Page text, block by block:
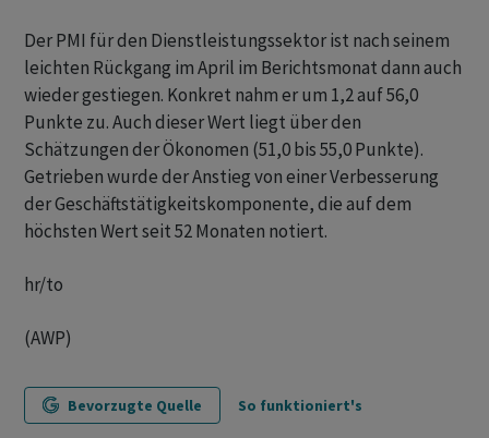
Der PMI für den Dienstleistungssektor ist nach seinem
leichten Rückgang im April im Berichtsmonat dann auch
wieder gestiegen. Konkret nahm er um 1,2 auf 56,0
Punkte zu. Auch dieser Wert liegt über den
Schätzungen der Ökonomen (51,0 bis 55,0 Punkte).
Getrieben wurde der Anstieg von einer Verbesserung
der Geschäftstätigkeitskomponente, die auf dem
höchsten Wert seit 52 Monaten notiert.
hr/to
(AWP)
Bevorzugte Quelle So funktioniert's